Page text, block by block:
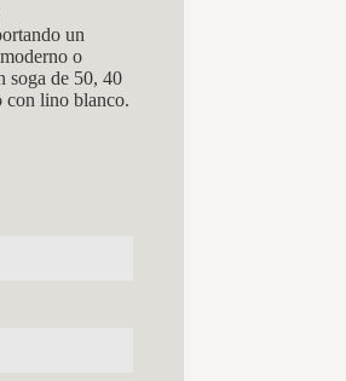
un
o
soga de 50, 40
con lino blanco.